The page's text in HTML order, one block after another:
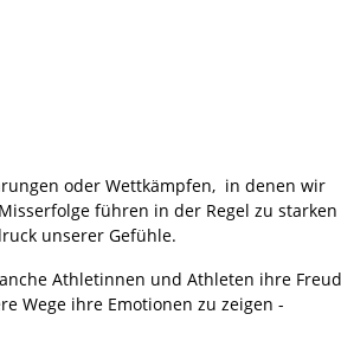
oder Wettkämpfen, in denen wir
führen in der Regel zu starken
unserer Gefühle.
Athletinnen und Athleten ihre
Wege ihre Emotionen zu zeigen -